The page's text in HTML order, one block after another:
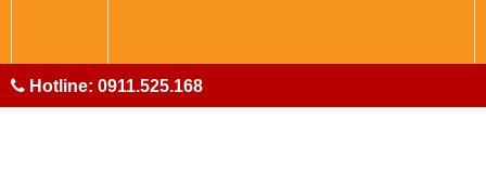
RẤT HÂN HẠNH ĐƯỢC PHỤC VỤ QUÝ KHÁCH
Hotline: 0911.525.168